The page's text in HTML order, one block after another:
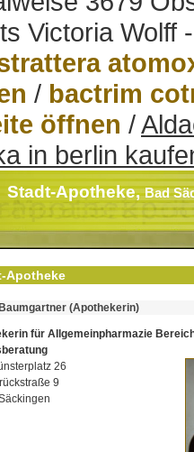
Victoria Wolff
/ bactrim
öffnen /
in berlin
Stadt-Apotheke,Bad
Apotheke
(Apothekerin)
für Allgemeinpharmazie
26
9